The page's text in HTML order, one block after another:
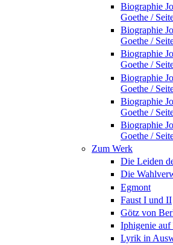
Biographie
Goethe /
Biographie
Goethe /
Biographie
Goethe /
Biographie
Goethe /
Biographie
Goethe /
Biographie
Goethe /
Zum Werk
Die Leiden
Die
Egmont
Faust I und II
Götz von
Iphigenie auf
Lyrik in